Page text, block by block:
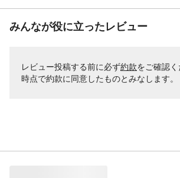
みんなが役に立ったレビュー
レビュー投稿する前に必ず約款をご確認
時点で約款に同意したものとみなします。